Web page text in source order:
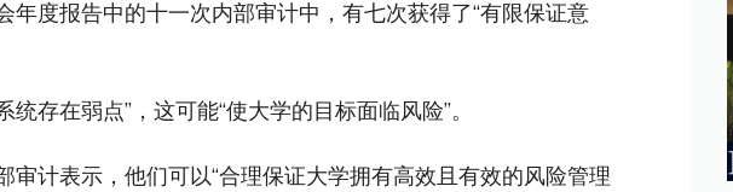
年度报告中的十一次内部审计中，有七次获得了“有限保证意
统存在弱点”，这可能“使大学的目标面临风险”。
审计表示，他们可以“合理保证大学拥有高效且有效的风险管理